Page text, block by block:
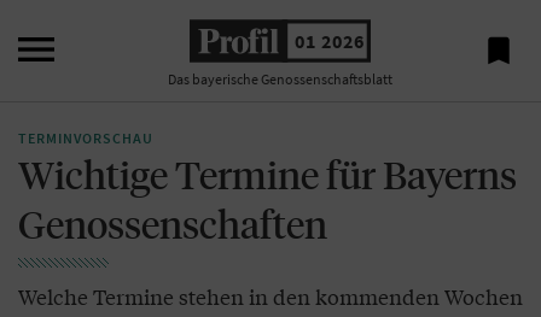
 01 2026
Das bayerische Genossenschaftsblatt

TERMINVORSCHAU
Wichtige Termine für Bayerns
Genossenschaften
Welche Termine stehen in den kommenden Wochen